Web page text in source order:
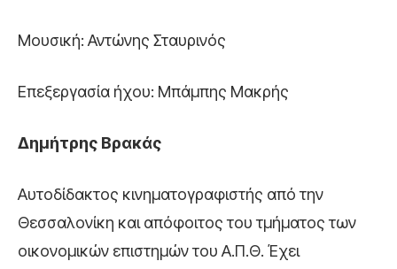
Μουσική: Αντώνης Σταυρινός
Επεξεργασία ήχου: Μπάμπης Μακρής
Δημήτρης Βρακάς
Αυτοδίδακτος κινηματογραφιστής από την
Θεσσαλονίκη και απόφοιτος του τμήματος των
οικονομικών επιστημών του Α.Π.Θ. Έχει